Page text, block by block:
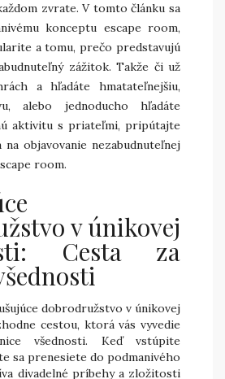
zvrate. V tomto článku sa
konceptu escape room,
a tomu, prečo predstavujú
zážitok. Takže či už
a hľadáte hmatateľnejšiu,
alebo jednoducho hľadáte
aktivitu s priateľmi, pripútajte
objavovanie nezabudnuteľnej
room.
v únikovej
Cesta za
dobrodružstvo v únikovej
cestou, ktorá vás vyvedie
všednosti. Keď vstúpite
sa prenesiete do podmanivého
divadelné príbehy a zložitosti